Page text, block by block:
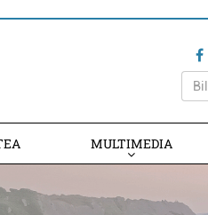
MULTIMEDIA